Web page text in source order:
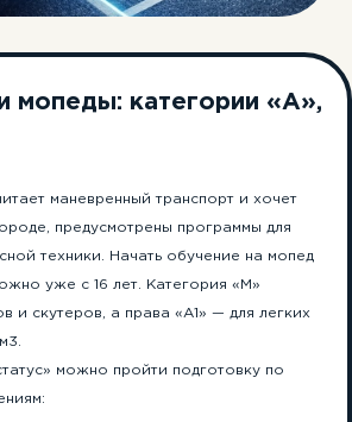
мопеды: категории «A»,
маневренный транспорт и хочет
предусмотрены программы для
техники. Начать обучение на мопед
уже с 16 лет. Категория «М»
и скутеров, а права «А1» — для легких
можно пройти подготовку по